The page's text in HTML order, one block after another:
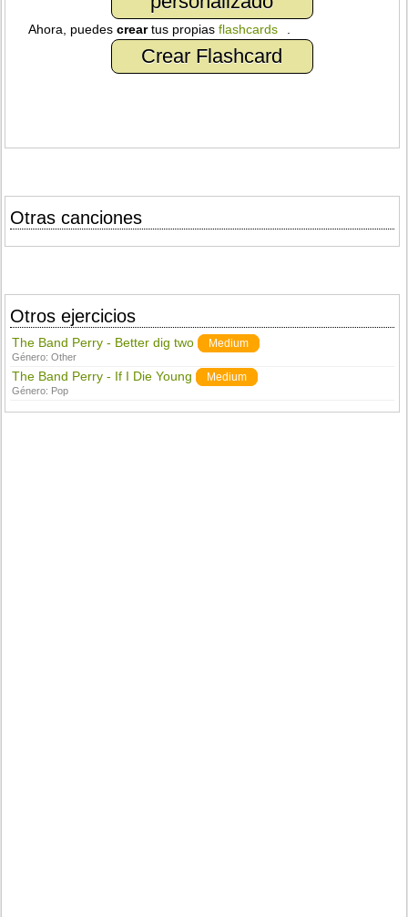
Ahora, puedescreartus propiasflashcards
Crear Flashcard
Otras canciones
Otros ejercicios
The Band Perry - Better dig two Medium
Género:Other
The Band Perry - If I Die Young Medium
Género: Pop